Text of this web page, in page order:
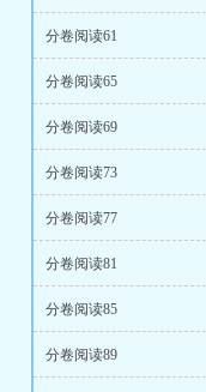
分卷阅读61
分卷阅读65
分卷阅读69
分卷阅读73
分卷阅读77
分卷阅读81
分卷阅读85
分卷阅读89